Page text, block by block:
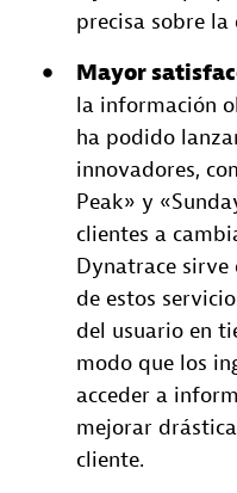
precisa sobre
Mayor
la información
ha podido
innovadores,
Peak» y
clientes a
Dynatrace sirve
de estos
del usuario en
modo que los
acceder a
mejorar
cliente.